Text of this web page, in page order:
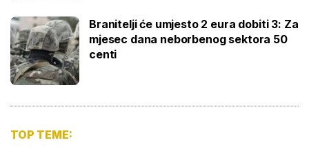
Branitelji će umjesto 2 eura dobiti 3: Za
mjesec dana neborbenog sektora 50
centi
TOP TEME: